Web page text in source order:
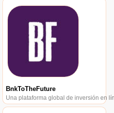
BnkToTheFuture